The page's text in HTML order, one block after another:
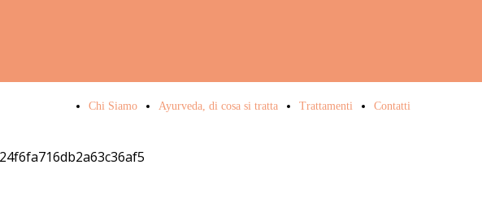
Chi Siamo Ayurveda, di cosa si tratta Trattamenti Contatti